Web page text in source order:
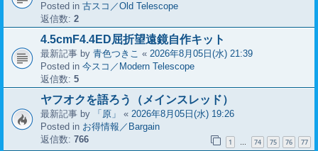
Posted in 古スコ／Old Telescope
返信数: 2
4.5cmF4.4ED屈折望遠鏡自作キット
最新記事 by 青色つきこ « 2026年8月05日(水) 21:39
Posted in 今スコ／Modern Telescope
返信数: 5
ヤフオクを語ろう（メインスレッド）
最新記事 by 「原」 « 2026年8月05日(水) 19:26
Posted in お得情報／Bargain
返信数: 766 1 … 74 75 76 77